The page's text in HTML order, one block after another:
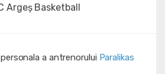
Argeș Basketball
a antrenorului Paralikas